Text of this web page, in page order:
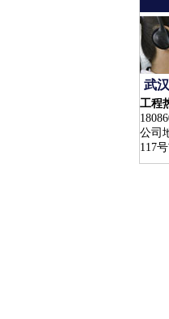
武
工程
公司
117